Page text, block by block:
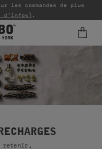
les commandes de plus
d'infos) .
retenir,